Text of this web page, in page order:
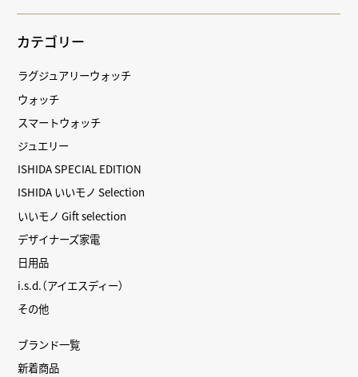
カテゴリー
ラグジュアリーウォッチ
ウォッチ
スマートウォッチ
ジュエリー
ISHIDA SPECIAL EDITION
ISHIDA いいモノ Selection
いいモノ Gift selection
デザイナーズ家電
日用品
i.s.d.（アイエスディー）
その他
ブランド一覧
新着商品